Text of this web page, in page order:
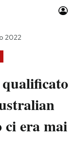
Idee
2022
ci era mai